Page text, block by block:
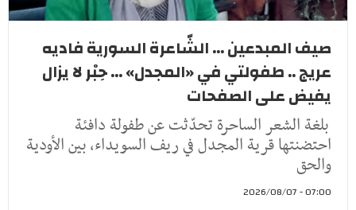
صيف المبدعين ... الشّاعرة السورية فاديه
عريج .. طفولتي في «المجدل» ... حِبْر لا يزال
يفيض على الصفحات
بلغة الشعر الساحرة تحدّثت عن طفولة دافئة
احتضنتها قرية المجدل في ريف السويداء، بين الأودية
والحق
07:00 - 2026/08/07